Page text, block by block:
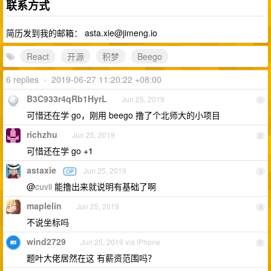
联系方式
简历发到我的邮箱： asta.xie@jimeng.io
React
开源 积梦
Beego
6 replies • 2019-06-27 11:20:22 +08:00
1
B3C933r4qRb1HyrL Jun 25, 2019
可惜还在学 go，刚用 beego 撸了个北师大的小项目
2
richzhu Jun 25, 2019
可惜还在学 go +1
3
astaxie OP Jun 25, 2019
@cuvii 能撸出来就说明有基础了啊
4
maplelin Jun 25, 2019
不说坐标吗
5
wind2729 Jun 25, 2019 via iPhone
题叶大佬居然在这 有薪资范围吗？